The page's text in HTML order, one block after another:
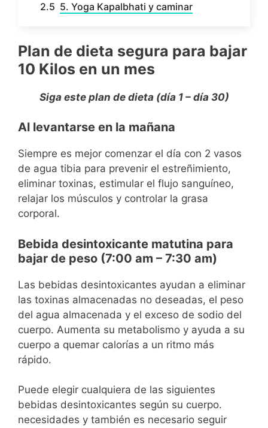
5. Yoga Kapalbhati y caminar
Plan de dieta segura para bajar
10 Kilos en un mes
Siga este plan de dieta (día 1 – día 30)
Al levantarse en la mañana
Siempre es mejor comenzar el día con 2 vasos
de agua tibia para prevenir el estreñimiento,
eliminar toxinas, estimular el flujo sanguíneo,
relajar los músculos y controlar la grasa
corporal.
Bebida desintoxicante matutina para
bajar de peso (7:00 am – 7:30 am)
Las bebidas desintoxicantes ayudan a eliminar
las toxinas almacenadas no deseadas, el peso
del agua almacenada y el exceso de sodio del
cuerpo. Aumenta su metabolismo y ayuda a su
cuerpo a quemar calorías a un ritmo más
rápido.
Puede elegir cualquiera de las siguientes
bebidas desintoxicantes según su cuerpo.
necesidades y también es necesario seguir